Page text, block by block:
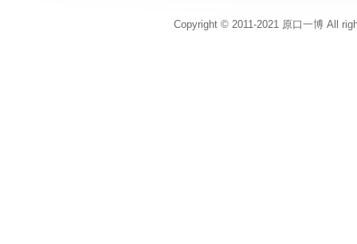
Copyright © 2011-2021 原口一博 All